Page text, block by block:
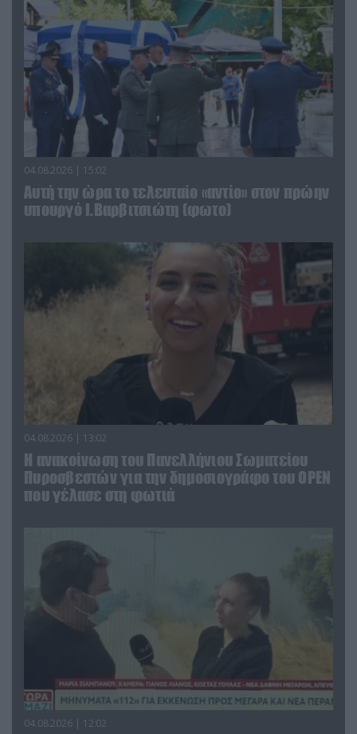
04.08.2026 | 15:02
Αυτή την ώρα το τελευταίο «αντίο» στον πρώην
υπουργό Ι.Βαρβιτσιώτη (φωτο)
04.08.2026 | 13:02
Η ανακοίνωση του Πανελλήνιου Σωματείου
Πυροσβεστών για την δημοσιογράφο του OPEN
που γέλασε στη φωτιά
04.08.2026 | 12:02